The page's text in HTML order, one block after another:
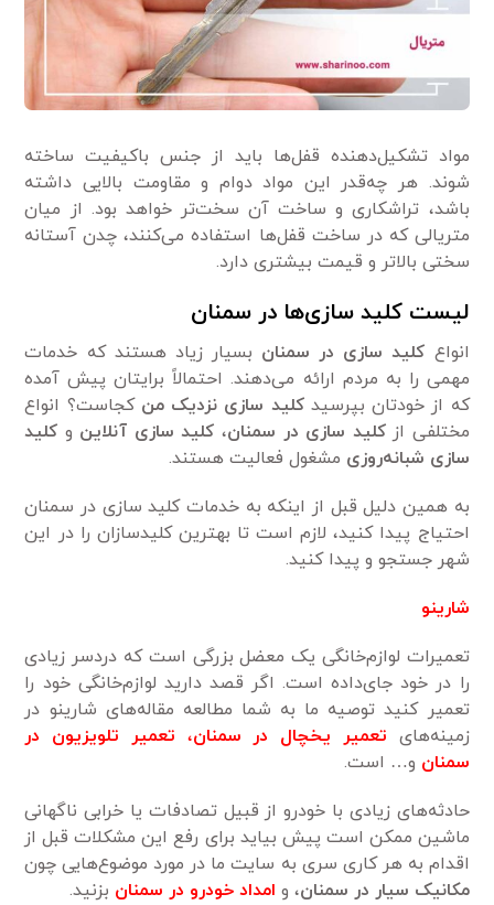
مواد تشکیل‌دهنده قفل‌ها باید از جنس باکیفیت ساخته
شوند. هر چه‌قدر این مواد دوام و مقاومت بالایی داشته
باشد، تراشکاری و ساخت آن سخت‌تر خواهد بود. از میان
متریالی که در ساخت قفل‌ها استفاده می‌کنند، چدن آستانه
سختی بالاتر و قیمت بیشتری دارد.
لیست کلید سازی‌ها در سمنان
انواع کلید سازی در سمنان بسیار زیاد هستند که خدمات
مهمی را به مردم ارائه می‌دهند. احتمالاً برایتان پیش ‌آمده
که از خودتان بپرسیدکلید سازی نزدیک من کجاست؟ انواع
مختلفی ازکلید سازی در سمنان، کلید سازی آنلاین و کلید
سازی شبانه‌روزی مشغول فعالیت هستند.
به همین دلیل قبل از اینکه به خدمات کلید سازی در سمنان
احتیاج پیدا کنید، لازم است تا بهترین کلیدسازان را در این
شهر جستجو و پیدا کنید.
شارینو
تعمیرات لوازم‌خانگی یک معضل بزرگی است که دردسر زیادی
را در خود جای‌داده است. اگر قصد دارید لوازم‌خانگی خود را
تعمیر کنید توصیه ما به شما مطالعه مقاله‌های شارینو در
زمینه‌های تعمیر یخچال در سمنان، تعمیر تلویزیون در
سمنان و… است.
حادثه‌های زیادی با خودرو از قبیل تصادفات یا خرابی ناگهانی
ماشین ممکن است پیش بیاید برای رفع این مشکلات قبل از
اقدام به هر کاری سری به سایت ما در مورد موضوع‌هایی چون
مکانیک سیار در سمنان، و امداد خودرو در سمنان بزنید.